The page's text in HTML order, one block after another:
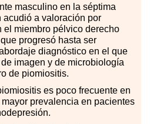
masculino en la séptima
a valoración por
el miembro pélvico derecho
progresó hasta ser
diagnóstico en el que
imagen y de microbiología
de piomiositis.
es poco frecuente en
prevalencia en pacientes